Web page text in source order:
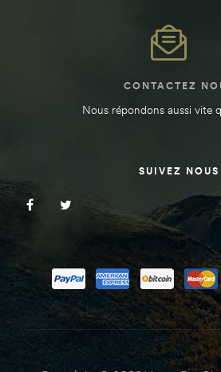
CONTACTEZ
Nous répondons aussi vite
SUIVEZ NOUS